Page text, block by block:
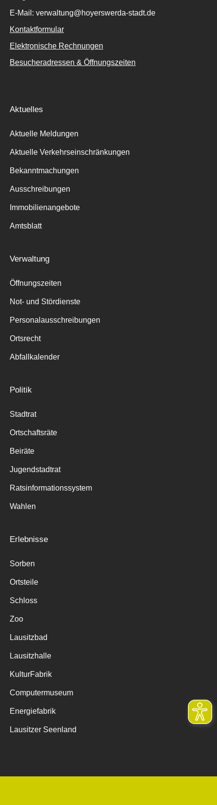
E-Mail: verwaltung@hoyerswerda-stadt.de
Kontaktformular
Elektronische Rechnungen
Besucheradressen & Öffnungszeiten
Aktuelles
Aktuelle Meldungen
Aktuelle Verkehrseinschränkungen
Bekanntmachungen
Ausschreibungen
Immobilienangebote
Amtsblatt
Verwaltung
Öffnungszeiten
Not- und Stördienste
Personalausschreibungen
Ortsrecht
Abfallkalender
Politik
Stadtrat
Ortschaftsräte
Beiräte
Jugendstadtrat
Ratsinformationssystem
Wahlen
Erlebnisse
Sorben
Ortsteile
Schloss
Zoo
Lausitzbad
Lausitzhalle
KulturFabrik
Computermuseum
Energiefabrik
Lausitzer Seenland